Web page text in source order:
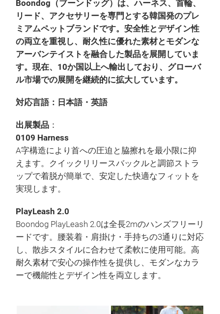
Boondog（ブーンドッグ）は、ハーネス、首輪、
リード、アクセサリーを専門とする韓国発のプレ
ミアムペットブランドです。安全性とデザイン性
の両立を重視し、耐久性に優れた素材とモダンな
アーバンテイストを融合した製品を展開していま
す。現在、10か国以上へ輸出しており、グローバ
ル市場での展開を継続的に拡大しています。
対応言語：日本語・英語
出展製品 ：
0109 Harness
A字構造により首への圧迫と脇擦れを最小限に抑
えます。クイックリリースバックルと調節ストラ
ップで着脱が簡単で、安定した快適なフィットを
実現します。
PlayLeash 2.0
Boondog PlayLeash 2.0は全長2mのハンズフリーリ
ードです。腰装着・肩掛け・手持ちの3通りに対応
し、散歩スタイルに合わせて柔軟に使用可能。高
耐久素材で安心の操作性を提供し、モダンなカラ
ーで機能性とデザイン性を両立します。